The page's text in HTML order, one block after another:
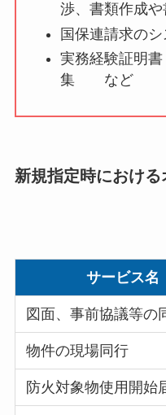
渉、書類作成や
国保連請求の
実務経験証明
集 など
新規指定時における
サービス名
図面、事前協議等の
物件の現場同行
防火対象物使用開始